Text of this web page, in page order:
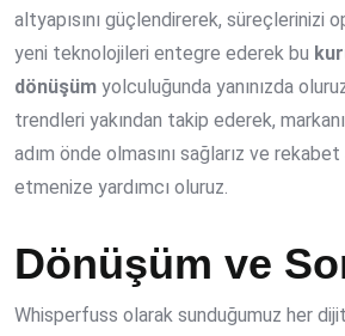
altyapısını güçlendirerek, süreçlerinizi
yeni teknolojileri entegre ederek bu
dönüşüm yolculuğunda yanınızda
trendleri yakından takip ederek,
adım önde olmasını sağlarız ve
etmenize yardımcı oluruz.
Dönüşüm ve
Whisperfuss olarak sunduğumuz her